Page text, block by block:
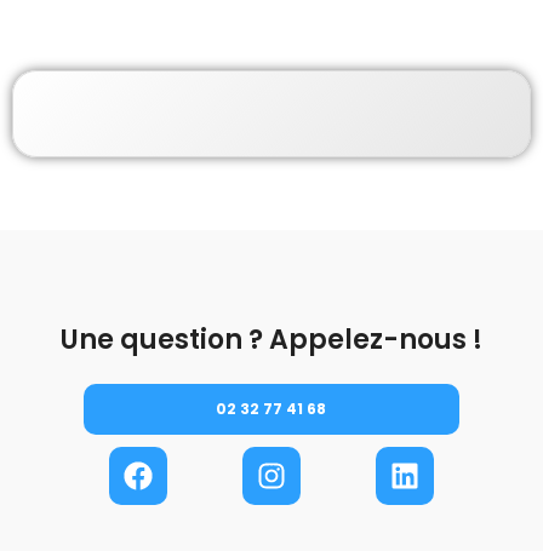
Une question ? Appelez-nous !
02 32 77 41 68